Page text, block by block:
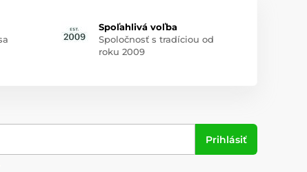
Spoľahlivá voľba
Spoločnosť s tradíciou od
roku 2009
Prihlásiť